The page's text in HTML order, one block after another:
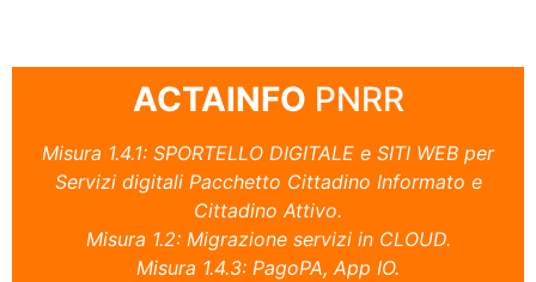
ACTAINFO PNRR
Misura 1.4.1: SPORTELLO DIGITALE e SITI WEB per
Servizi digitali Pacchetto Cittadino Informato e
Cittadino Attivo.
Misura 1.2: Migrazione servizi in CLOUD.
Misura 1.4.3: PagoPA, App IO.